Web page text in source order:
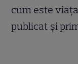
cum este
publicat și